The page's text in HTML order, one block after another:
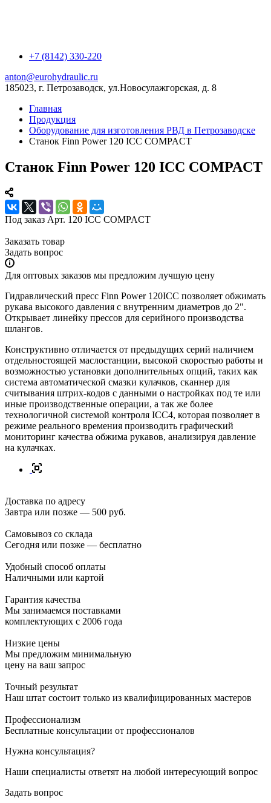
+7 (8142) 330-220
anton@eurohydraulic.ru
185023, г. Петрозаводск, ул.Новосулажгорская, д. 8
Главная
Продукция
Оборудование для изготовления РВД в Петрозаводске
Станок Finn Power 120 ICC COMPACT
Станок Finn Power 120 ICC COMPACT
Под заказ Арт. 120 ICC COMPACT
Заказать товар
Задать вопрос
Для оптовых заказов мы предложим лучшую цену
Гидравлический пресс Finn Power 120ICC позволяет обжимать
рукава высокого давления с внутренним диаметров до 2".
Открывает линейку прессов для серийного производства
шлангов.
Конструктивно отличается от предыдущих серий наличием
отдельностоящей маслостанции, высокой скоростью работы и
возможностью установки дополнительных опций, таких как
система автоматической смазки кулачков, сканнер для
считывания штрих-кодов с данными о настройках под те или
иные производственные операции, а так же более
технологичной системой контроля ICC4, которая позволяет в
режиме реального времения производить графический
мониторинг качества обжима рукавов, анализируя давление
на кулачках.
Доставка по адресу
Завтра или позже — 500 руб.
Самовывоз со склада
Сегодня или позже — бесплатно
Удобный способ оплаты
Наличными или картой
Гарантия качества
Мы занимаемся поставками
комплектующих с 2006 года
Низкие цены
Мы предложим минимальную
цену на ваш запрос
Точный результат
Наш штат состоит только из квалифицированных мастеров
Профессионализм
Бесплатные консультации от профессионалов
Нужна консультация?
Наши специалисты ответят на любой интересующий вопрос
Задать вопрос